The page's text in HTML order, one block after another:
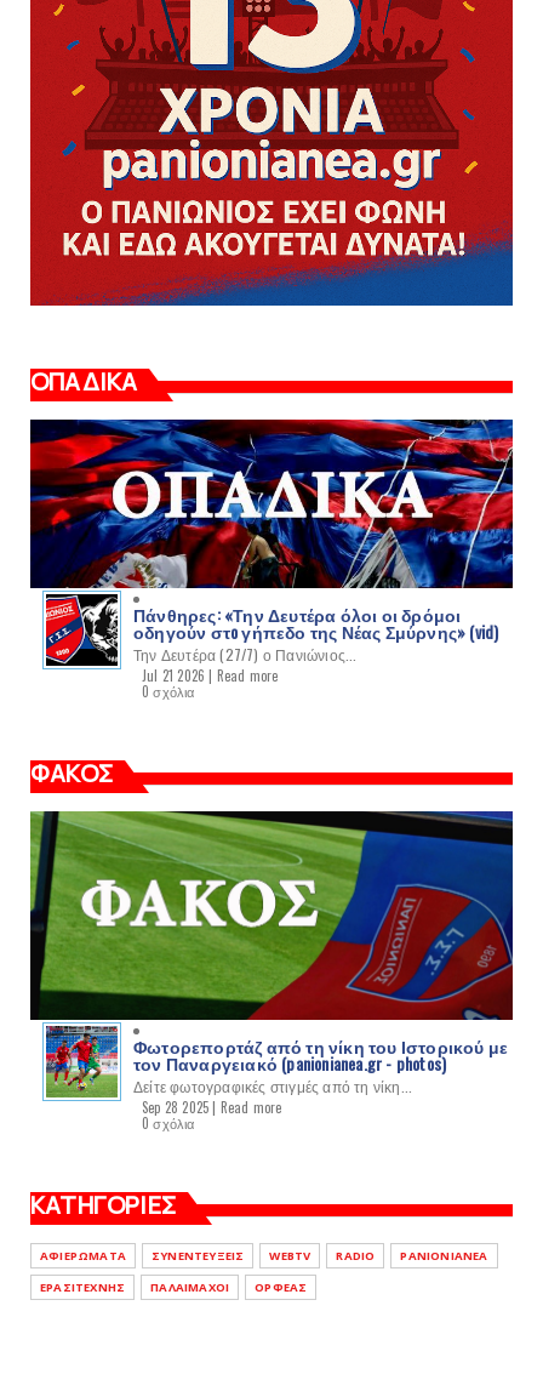
ΟΠΑΔΙΚΑ
Πάνθηρες: «Την Δευτέρα όλοι οι δρόμοι
οδηγούν στo γήπεδο της Νέας Σμύρνης» (vid)
Την Δευτέρα (27/7) ο Πανιώνιος...
Jul 21 2026 | Read more
0 σχόλια
ΦΑΚΟΣ
Φωτορεπορτάζ από τη νίκη του Ιστορικού με
τον Παναργειακό (panionianea.gr - photos)
Δείτε φωτογραφικές στιγμές από τη νίκη...
Sep 28 2025 | Read more
0 σχόλια
ΚΑΤΗΓΟΡΙΕΣ
ΑΦΙΕΡΩΜΑΤΑ ΣΥΝΕΝΤΕΥΞΕΙΣ WEBTV RADIO
PANIONIANEA
ΕΡΑΣΙΤΕΧΝΗΣ
ΠΑΛΑΙΜΑΧΟΙ ΟΡΦΕΑΣ